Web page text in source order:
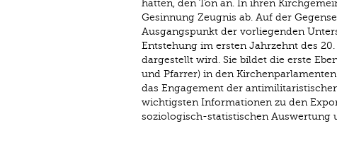
hatten, den Ton an. In ihren
Gesinnung Zeugnis ab. Auf der
Ausgangspunkt der vorliegenden
Entstehung im ersten Jahrzehnt des
dargestellt wird. Sie bildet die erste
und Pfarrer) in den
das Engagement der
wichtigsten Informationen zu den
soziologisch-statistischen Auswertung